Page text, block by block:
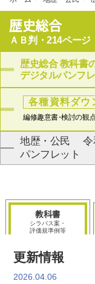
歴史総合
ＡＢ判・214ページ
歴史総合教科書
デジタルパンフ
各種資料ダウ
編修趣意書・検討の観
地歴・公民
令
パンフレット
教科書
シラバス案・
評価規準例等
更新情報
2026.04.06